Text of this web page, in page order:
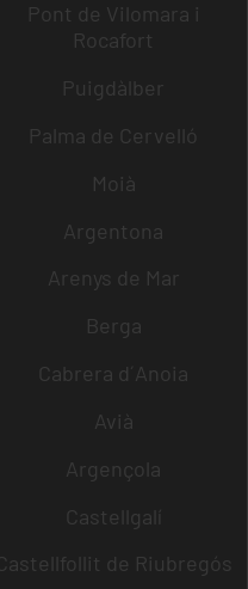
Pont de Vilomara i
Rocafort
Puigdàlber
Palma de Cervelló
Moià
Argentona
Arenys de Mar
Berga
Cabrera d´Anoia
Avià
Argençola
Castellgalí
Castellfollit de Riubregós